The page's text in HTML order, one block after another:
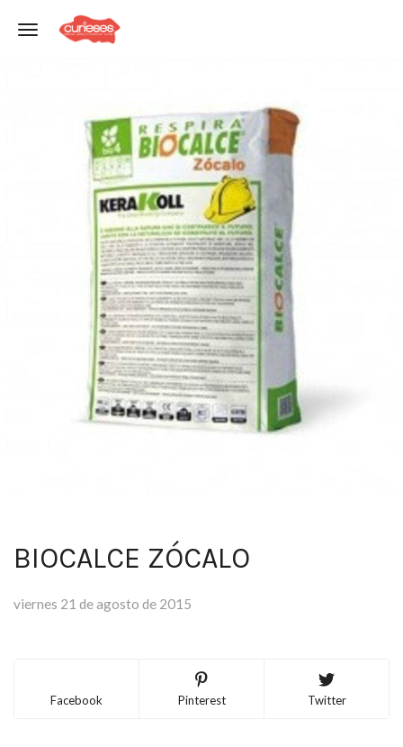
Toggle navigation
BIOCALCE ZÓCALO
viernes 21 de agosto de 2015
Facebook Pinterest Twitter